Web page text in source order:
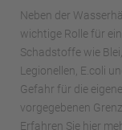
Neben der
wichtige Rolle für
Schadstoffe wie
Legionellen, E.coli
Gefahr für die
vorgegebenen
Erfahren Sie hier